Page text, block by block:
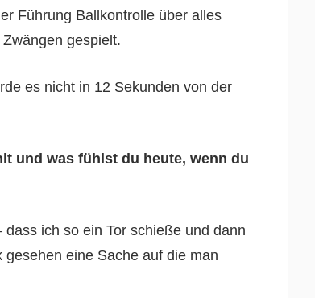
Führung Ballkontrolle über alles
gespielt.
es nicht in 12 Sekunden von der
und was fühlst du heute, wenn du
ich so ein Tor schieße und dann
eine Sache auf die man